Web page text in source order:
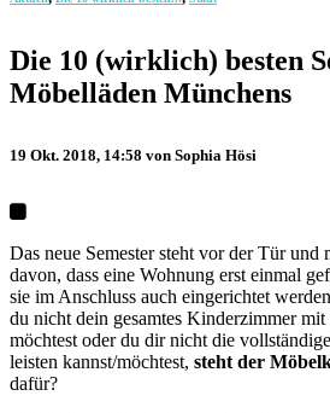
Die 10 (wirklich) besten
Möbelläden Münchens
19 Okt. 2018, 14:58 von Sophia Hösi
Das neue Semester steht vor der Tür und
davon, dass eine Wohnung erst einmal
sie im Anschluss auch eingerichtet
du nicht dein gesamtes Kinderzimmer
möchtest oder du dir nicht die
leisten kannst/möchtest, steht der
dafür?